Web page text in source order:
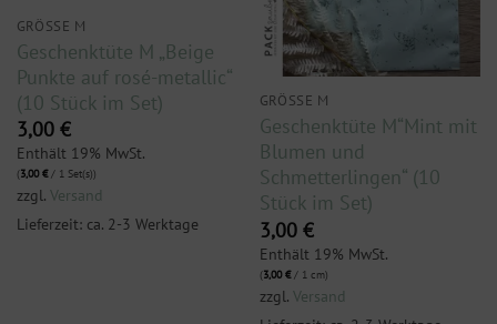
GRÖSSE M
Geschenktüte M „Beige
Punkte auf rosé-metallic“
(10 Stück im Set)
3,00 €
Enthält 19% MwSt.
(3,00€/ 1 Set(s))
zzgl. Versand
Lieferzeit: ca. 2-3 Werktage
GRÖSSE M
Geschenktüte M“Mint mit
Blumen und
Schmetterlingen“ (10
Stück im Set)
3,00 €
Enthält 19% MwSt.
(3,00€/ 1 cm)
zzgl. Versand